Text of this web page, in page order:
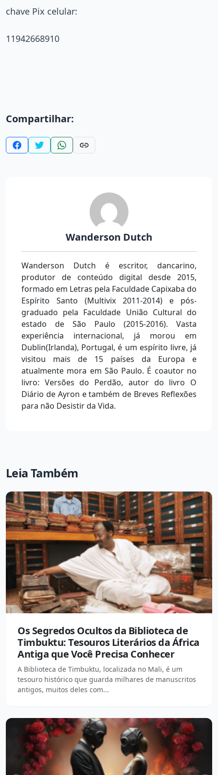
chave Pix celular:
11942668910
Compartilhar:
Wanderson Dutch
Wanderson Dutch é escritor, dancarino,
produtor de conteúdo digital desde 2015,
formado em Letras pela Faculdade Capixaba do
Espírito Santo (Multivix 2011-2014) e pós-
graduado pela Faculdade União Cultural do
estado de São Paulo (2015-2016). Vasta
experiência internacional, já morou em
Dublin(Irlanda), Portugal, é um espírito livre, já
visitou mais de 15 países da Europa e
atualmente mora em São Paulo. É coautor no
livro: Versões do Perdão, autor do livro O
Diário de Ayron e também de Breves Reflexões
para não Desistir da Vida.
Leia Também
Os Segredos Ocultos da Biblioteca de
Timbuktu: Tesouros Literários da África
Antiga que Você Precisa Conhecer
A Biblioteca de Timbuktu, localizada no Mali, é um
tesouro histórico que guarda milhares de manuscritos
antigos, muitos deles com...